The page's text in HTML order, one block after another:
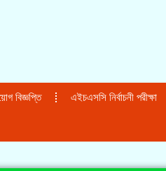
বিজ্ঞপ্তি এইচএসসি নির্বাচনী পরীক্ষা